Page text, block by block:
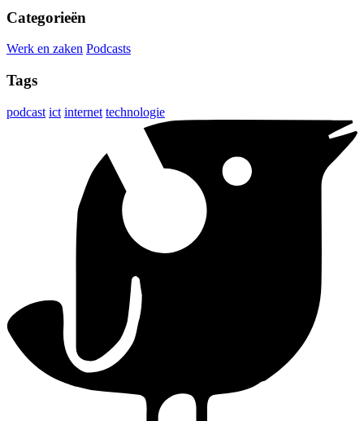
Categorieën
Werk en zaken Podcasts
Tags
podcast ict internet technologie